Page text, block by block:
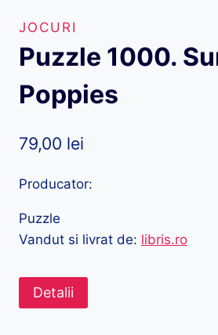
JOCURI
Puzzle 1000.
Poppies
79,00 lei
Producator:
Puzzle
Vandut si livrat de: libris.ro
Detalii